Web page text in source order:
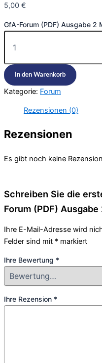
5,00 €
GfA-Forum (PDF) Ausgabe 2
In den Warenkorb
Kategorie: Forum
Rezensionen (0)
Rezensionen
Es gibt noch keine
Schreiben Sie die
Forum (PDF) Ausgabe
Ihre E-Mail-Adresse wird
Felder sind mit * markiert
Ihre Bewertung *
Ihre Rezension *